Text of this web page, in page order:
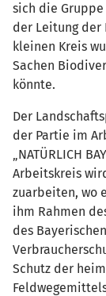
sich die
der Leitung der
kleinen Kreis
Sachen
könnte.
Der
der Partie im
„NATÜRLICH
Arbeitskreis
zuarbeiten, wo
ihm Rahmen
des
Schutz der